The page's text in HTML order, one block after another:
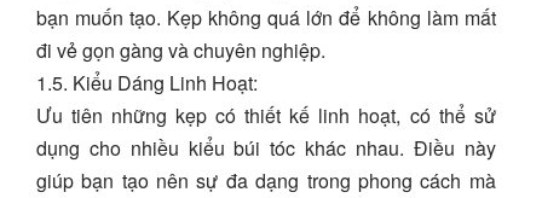
bạn muốn tạo. Kẹp không quá lớn để không làm mất
đi vẻ gọn gàng và chuyên nghiệp.
1.5. Kiểu Dáng Linh Hoạt:
Ưu tiên những kẹp có thiết kế linh hoạt, có thể sử
dụng cho nhiều kiểu búi tóc khác nhau. Điều này
giúp bạn tạo nên sự đa dạng trong phong cách mà